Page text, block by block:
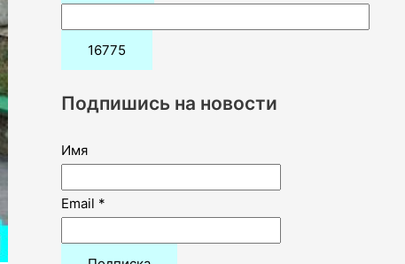
:
Подпишись на новости
Имя
Email *